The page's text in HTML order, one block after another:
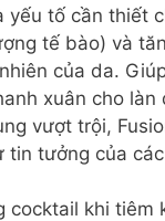
yếu tố cần thiết
tế bào) và
của da.
xuân cho làn
vượt trội,
tin tưởng của
cocktail khi tiêm